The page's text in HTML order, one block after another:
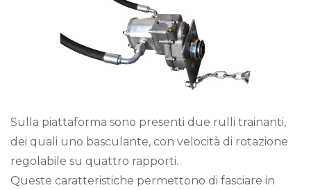
Sulla piattaforma sono presenti due rulli trainanti,
dei quali uno basculante, con velocità di rotazione
regolabile su quattro rapporti.
Queste caratteristiche permettono di fasciare in